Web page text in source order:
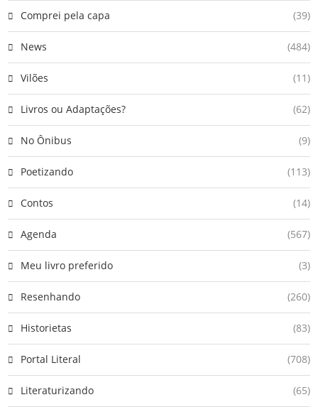
Comprei pela capa (39)
News (484)
Vilões (11)
Livros ou Adaptações? (62)
No Ônibus (9)
Poetizando (113)
Contos (14)
Agenda (567)
Meu livro preferido (3)
Resenhando (260)
Historietas (83)
Portal Literal (708)
Literaturizando (65)